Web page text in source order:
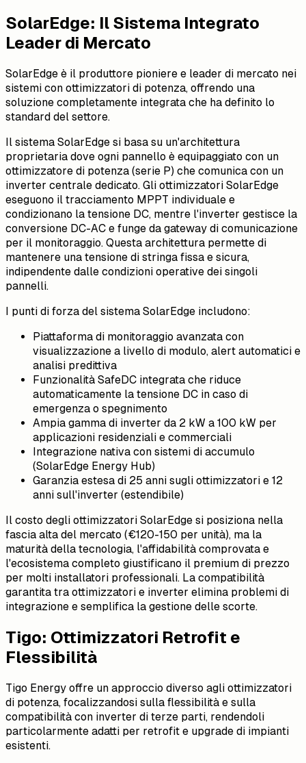
SolarEdge: Il Sistema Integrato
Leader di Mercato
SolarEdge è il produttore pioniere e leader di mercato nei
sistemi con ottimizzatori di potenza, offrendo una
soluzione completamente integrata che ha definito lo
standard del settore.
Il sistema SolarEdge si basa su un'architettura
proprietaria dove ogni pannello è equipaggiato con un
ottimizzatore di potenza (serie P) che comunica con un
inverter centrale dedicato. Gli ottimizzatori SolarEdge
eseguono il tracciamento MPPT individuale e
condizionano la tensione DC, mentre l'inverter gestisce la
conversione DC-AC e funge da gateway di comunicazione
per il monitoraggio. Questa architettura permette di
mantenere una tensione di stringa fissa e sicura,
indipendente dalle condizioni operative dei singoli
pannelli.
I punti di forza del sistema SolarEdge includono:
Piattaforma di monitoraggio avanzata con
visualizzazione a livello di modulo, alert automatici e
analisi predittiva
Funzionalità SafeDC integrata che riduce
automaticamente la tensione DC in caso di
emergenza o spegnimento
Ampia gamma di inverter da 2 kW a 100 kW per
applicazioni residenziali e commerciali
Integrazione nativa con sistemi di accumulo
(SolarEdge Energy Hub)
Garanzia estesa di 25 anni sugli ottimizzatori e 12
anni sull'inverter (estendibile)
Il costo degli ottimizzatori SolarEdge si posiziona nella
fascia alta del mercato (€120-150 per unità), ma la
maturità della tecnologia, l'affidabilità comprovata e
l'ecosistema completo giustificano il premium di prezzo
per molti installatori professionali. La compatibilità
garantita tra ottimizzatori e inverter elimina problemi di
integrazione e semplifica la gestione delle scorte.
Tigo: Ottimizzatori Retrofit e
Flessibilità
Tigo Energy offre un approccio diverso agli ottimizzatori
di potenza, focalizzandosi sulla flessibilità e sulla
compatibilità con inverter di terze parti, rendendoli
particolarmente adatti per retrofit e upgrade di impianti
esistenti.